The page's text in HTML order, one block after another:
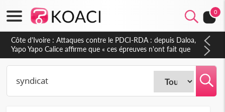
0
Côte d'Ivoire : Le Colonel-Major Fofié Kouakou est décédé,
l'armée perd une figure de la 2e Région militaire